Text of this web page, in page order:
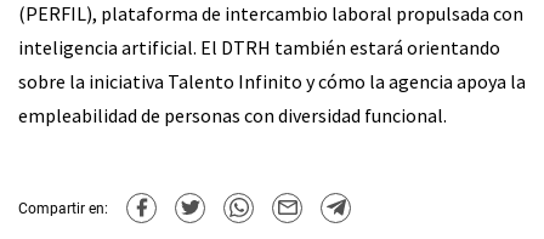
(PERFIL), plataforma de intercambio laboral propulsada con
inteligencia artificial. El DTRH también estará orientando
sobre la iniciativa Talento Infinito y cómo la agencia apoya la
empleabilidad de personas con diversidad funcional.
Compartir en: